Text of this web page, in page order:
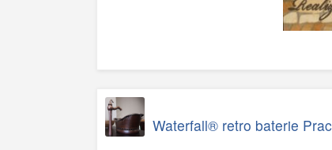
Waterfall® retro baterie